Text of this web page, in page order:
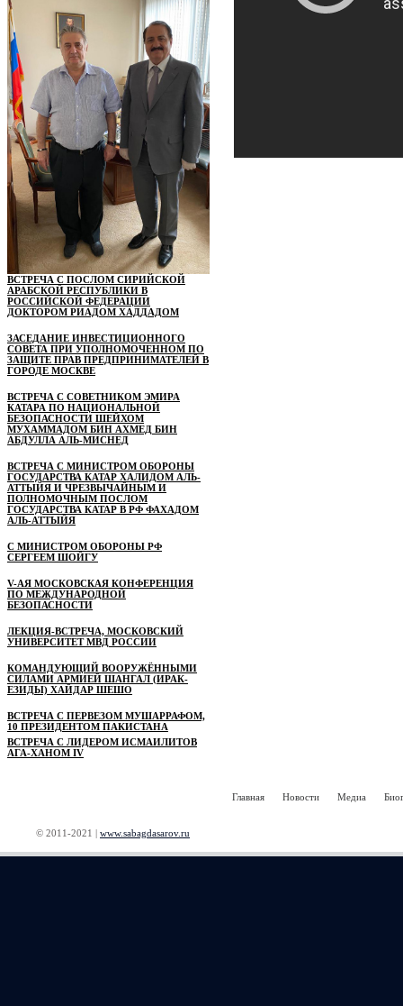
ВСТРЕЧА С ПОСЛОМ СИРИЙСКОЙ
АРАБСКОЙ РЕСПУБЛИКИ В
РОССИЙСКОЙ ФЕДЕРАЦИИ
ДОКТОРОМ РИАДОМ ХАДДАДОМ
ЗАСЕДАНИЕ ИНВЕСТИЦИОННОГО
СОВЕТА ПРИ УПОЛНОМОЧЕННОМ ПО
ЗАЩИТЕ ПРАВ ПРЕДПРИНИМАТЕЛЕЙ В
ГОРОДЕ МОСКВЕ
ВСТРЕЧА С СОВЕТНИКОМ ЭМИРА
КАТАРА ПО НАЦИОНАЛЬНОЙ
БЕЗОПАСНОСТИ ШЕЙХОМ
МУХАММАДОМ БИН АХМЕД БИН
АБДУЛЛА АЛЬ-МИСНЕД
ВСТРЕЧА С МИНИСТРОМ ОБОРОНЫ
ГОСУДАРСТВА КАТАР ХАЛИДОМ АЛЬ-
АТТЫЙЯ И ЧРЕЗВЫЧАЙНЫМ И
ПОЛНОМОЧНЫМ ПОСЛОМ
ГОСУДАРСТВА КАТАР В РФ ФАХАДОМ
АЛЬ-АТТЫЙЯ
С МИНИСТРОМ ОБОРОНЫ РФ
СЕРГЕЕМ ШОЙГУ
V-АЯ МОСКОВСКАЯ КОНФЕРЕНЦИЯ
ПО МЕЖДУНАРОДНОЙ
БЕЗОПАСНОСТИ
ЛЕКЦИЯ-ВСТРЕЧА, МОСКОВСКИЙ
УНИВЕРСИТЕТ МВД РОССИИ
КОМАНДУЮЩИЙ ВООРУЖЁННЫМИ
СИЛАМИ АРМИЕЙ ШАНГАЛ (ИРАК-
ЕЗИДЫ) ХАЙДАР ШЕШО
ВСТРЕЧА С ПЕРВЕЗОМ МУШАРРАФОМ,
10 ПРЕЗИДЕНТОМ ПАКИСТАНА
ВСТРЕЧА С ЛИДЕРОМ ИСМАИЛИТОВ
АГА-ХАНОМ IV
Главная Новости Медиа
© 2011-2021 | www.sabagdasarov.ru